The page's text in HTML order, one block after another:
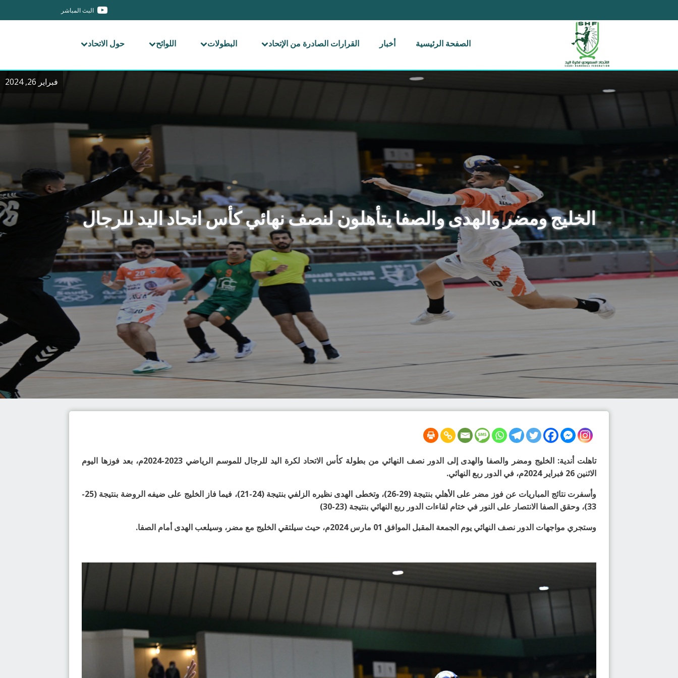
البث المباشر
الصفحة الرئيسية أخبار القرارات الصادرة من الإتحاد البطولات اللوائح حول الاتحاد
فبراير 26, 2024
الخليج ومضر والهدى والصفا يتأهلون لنصف نهائي كأس اتحاد اليد للرجال
تاهلت أندية: الخليج ومضر والصفا والهدى إلى الدور نصف النهائي من بطولة كأس الاتحاد لكرة اليد للرجال للموسم الرياضي 2023-2024م، بعد فوزها اليوم
الاثنين 26 فبراير 2024م، في الدور ربع النهائي.
وأسفرت نتائج المباريات عن فوز مضر على الأهلي بنتيجة (29-26)، وتخطى الهدى نظيره الزلفي بنتيجة (24-21)، فيما فاز الخليج على ضيفه الروضة بنتيجة (25-
33)، وحقق الصفا الانتصار على النور في ختام لقاءات الدور ربع النهائي بنتيجة (23-30)
وستجري مواجهات الدور نصف النهائي يوم الجمعة المقبل الموافق 01 مارس 2024م، حيث سيلتقي الخليج مع مضر، وسيلعب الهدى أمام الصفا.